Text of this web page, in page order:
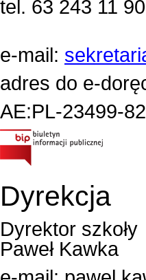
tel. 63 243 11 90
e-mail:
adres do e-
AE:PL-23499-
Dyrekcja
Dyrektor szkoły
Paweł Kawka